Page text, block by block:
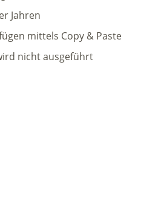
Jahren
mittels Copy & Paste
nicht ausgeführt